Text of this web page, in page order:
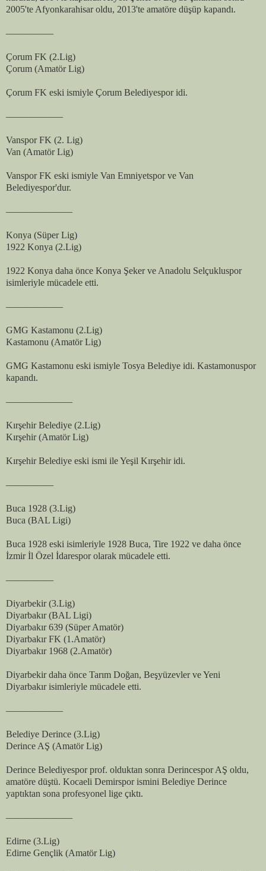
2005'te Afyonkarahisar oldu, 2013'te amatöre düşüp kapandı.
—————
Çorum FK (2.Lig)
Çorum (Amatör Lig)
Çorum FK eski ismiyle Çorum Belediyespor idi.
——————
Vanspor FK (2. Lig)
Van (Amatör Lig)
Vanspor FK eski ismiyle Van Emniyetspor ve Van
Belediyespor'dur.
———————
Konya (Süper Lig)
1922 Konya (2.Lig)
1922 Konya daha önce Konya Şeker ve Anadolu Selçukluspor
isimleriyle mücadele etti.
——————
GMG Kastamonu (2.Lig)
Kastamonu (Amatör Lig)
GMG Kastamonu eski ismiyle Tosya Belediye idi. Kastamonuspor
kapandı.
———————
Kırşehir Belediye (2.Lig)
Kırşehir (Amatör Lig)
Kırşehir Belediye eski ismi ile Yeşil Kırşehir idi.
—————
Buca 1928 (3.Lig)
Buca (BAL Ligi)
Buca 1928 eski isimleriyle 1928 Buca, Tire 1922 ve daha önce
İzmir İl Özel İdarespor olarak mücadele etti.
—————
Diyarbekir (3.Lig)
Diyarbakır (BAL Ligi)
Diyarbakır 639 (Süper Amatör)
Diyarbakır FK (1.Amatör)
Diyarbakır 1968 (2.Amatör)
Diyarbekir daha önce Tarım Doğan, Beşyüzevler ve Yeni
Diyarbakır isimleriyle mücadele etti.
——————
Belediye Derince (3.Lig)
Derince AŞ (Amatör Lig)
Derince Belediyespor prof. olduktan sonra Derincespor AŞ oldu,
amatöre düştü. Kocaeli Demirspor ismini Belediye Derince
yaptıktan sona profesyonel lige çıktı.
———————
Edirne (3.Lig)
Edirne Gençlik (Amatör Lig)